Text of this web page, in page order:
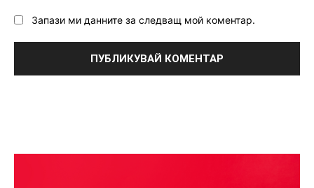
Запази ми данните за следващ мой коментар.